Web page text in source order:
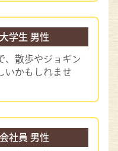
学生 男性
、散歩やジョギン
いかもしれませ
社員 男性